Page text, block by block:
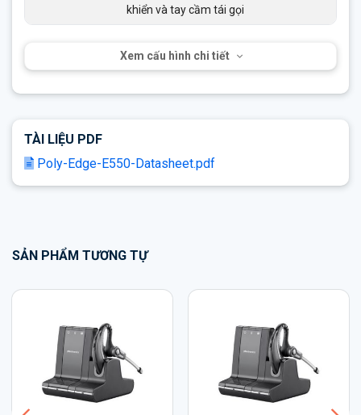
khiển và tay cầm tái gọi
Xem cấu hình chi tiết
TÀI LIỆU PDF
Poly-Edge-E550-Datasheet.pdf
SẢN PHẨM TƯƠNG TỰ